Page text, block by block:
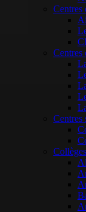
Centres
Centres
Centres
Collèges